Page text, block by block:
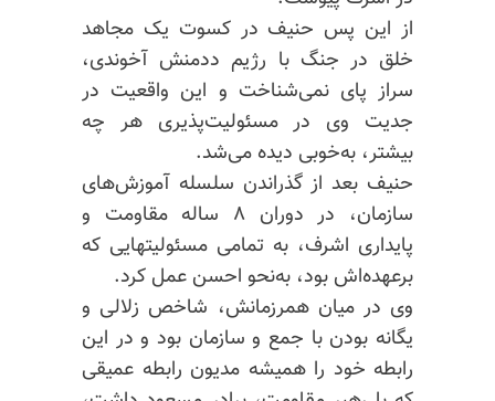
از این پس حنیف در کسوت یک مجاهد
خلق در جنگ با رژیم ددمنش آخوندی،
سراز پای نمی‌شناخت و این واقعیت در
جدیت وی در مسئولیت‌پذیری هر چه
بیشتر، به‌خوبی دیده می‌شد.
حنیف بعد از گذراندن سلسله آموزش‌های
سازمان، در دوران ۸ ساله مقاومت و
پایداری اشرف، به تمامی مسئولیتهایی که
برعهده‌اش بود، به‌نحو احسن عمل کرد.
وی در میان همرزمانش، شاخص زلالی و
یگانه بودن با جمع و سازمان بود و در این
رابطه خود را همیشه مدیون رابطه عمیقی